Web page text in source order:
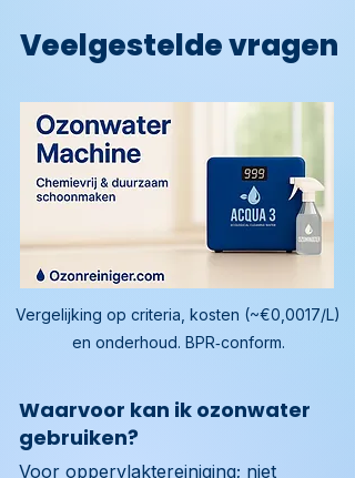
Veelgestelde vragen
Vergelijking op criteria, kosten (~€0,0017/L)
en onderhoud. BPR‑conform.
Waarvoor kan ik ozonwater
gebruiken?
Voor oppervlaktereiniging; niet